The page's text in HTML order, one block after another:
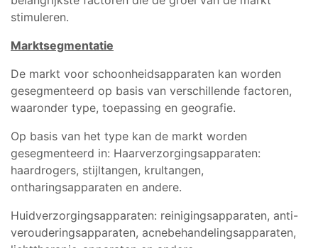
stimuleren.
Marktsegmentatie
De markt voor schoonheidsapparaten kan worden
gesegmenteerd op basis van verschillende factoren,
waaronder type, toepassing en geografie.
Op basis van het type kan de markt worden
gesegmenteerd in: Haarverzorgingsapparaten:
haardrogers, stijltangen, krultangen,
ontharingsapparaten en andere.
Huidverzorgingsapparaten: reinigingsapparaten, anti-
verouderingsapparaten, acnebehandelingsapparaten,